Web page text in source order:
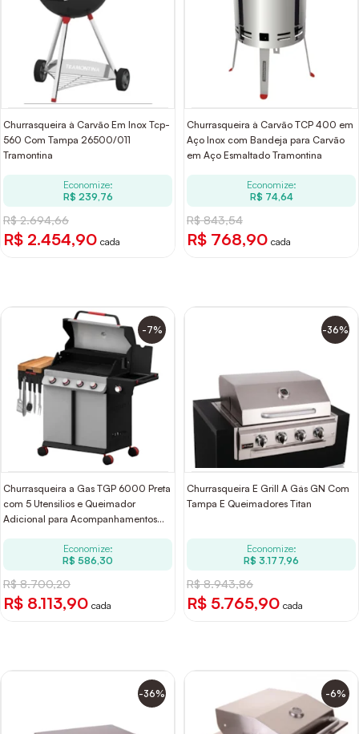
Churrasqueira à Carvão Em Inox Tcp-
560 Com Tampa 26500/011
Tramontina
Economize:
R$ 239,76
R$ 2.694,66
R$ 2.454,90 cada
Churrasqueira à Carvão TCP 400 em
Aço Inox com Bandeja para Carvão
em Aço Esmaltado Tramontina
Economize:
R$ 74,64
R$ 843,54
R$ 768,90 cada
-7%
Churrasqueira a Gas TGP 6000 Preta
com 5 Utensilios e Queimador
Adicional para Acompanhamentos
Economize:
R$ 586,30
R$ 8.700,20
R$ 8.113,90 cada
-36%
Churrasqueira E Grill A Gás GN Com
Tampa E Queimadores Titan
Economize:
R$ 3.177,96
R$ 8.943,86
R$ 5.765,90 cada
-36% -6%